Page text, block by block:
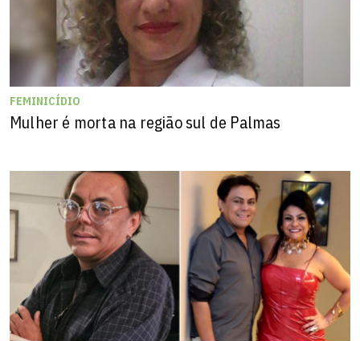
FEMINICÍDIO
Mulher é morta na região sul de Palmas